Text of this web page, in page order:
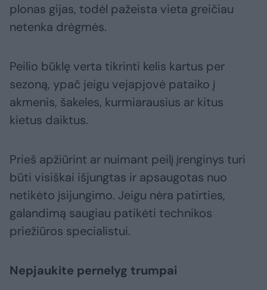
plonas gijas, todėl pažeista vieta greičiau
netenka drėgmės.
Peilio būklę verta tikrinti kelis kartus per
sezoną, ypač jeigu vejapjovė pataiko į
akmenis, šakeles, kurmiarausius ar kitus
kietus daiktus.
Prieš apžiūrint ar nuimant peilį įrenginys turi
būti visiškai išjungtas ir apsaugotas nuo
netikėto įsijungimo. Jeigu nėra patirties,
galandimą saugiau patikėti technikos
priežiūros specialistui.
Nepjaukite pernelyg trumpai